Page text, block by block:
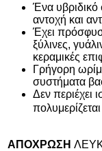
Ένα υβριδικό
αντοχή και
Έχει
ξύλινες,
κεραμικές
Γρήγορη
συστήματα
Δεν περιέχει
ΑΠΟΧΡΩΣΗ